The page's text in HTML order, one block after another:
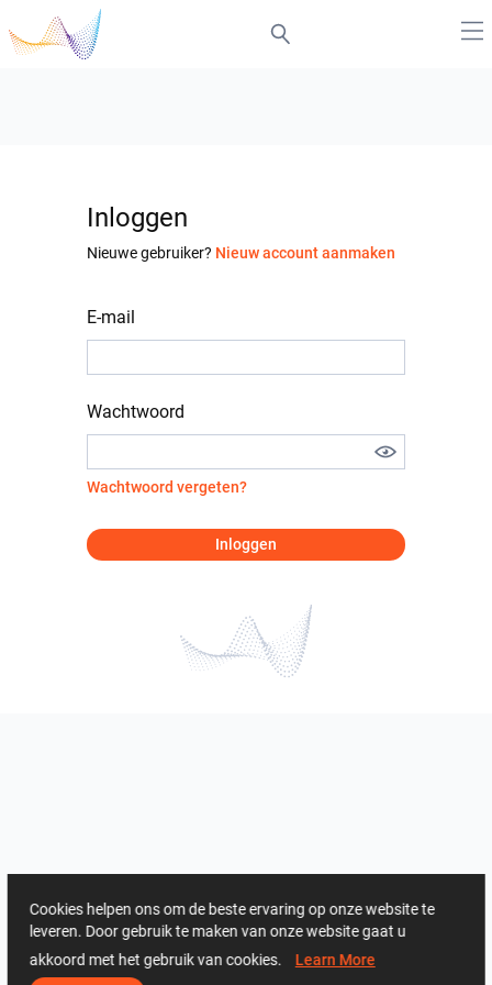
Inloggen
Nieuwe gebruiker? Nieuw account aanmaken
E-mail
Wachtwoord
Wachtwoord vergeten?
Inloggen
Cookies helpen ons om de beste ervaring op onze website te
leveren. Door gebruik te maken van onze website gaat u
akkoord met het gebruik van cookies. Learn More